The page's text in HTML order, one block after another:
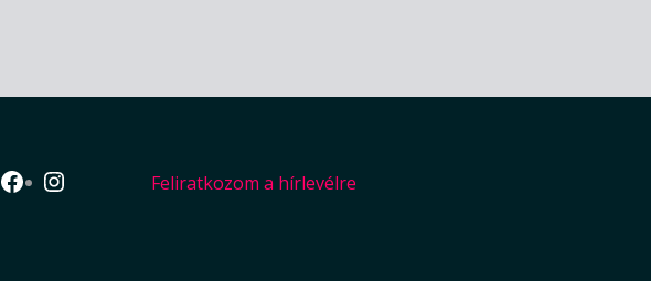
Facebook
InstagramFeliratkozom a hírlevélre